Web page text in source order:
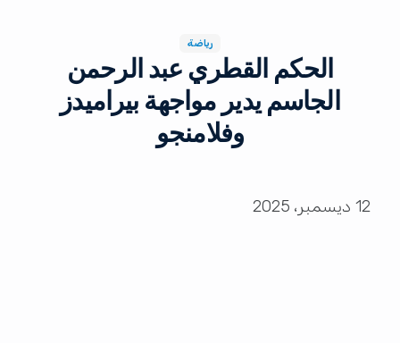
رياضة
الحكم القطري عبد الرحمن
الجاسم يدير مواجهة بيراميدز
وفلامنجو
12 ديسمبر، 2025